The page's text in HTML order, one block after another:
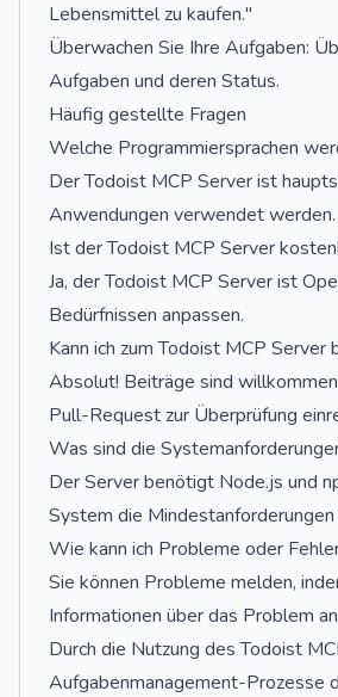
Lebensmittel zu kaufen."
Überwachen Sie Ihre Aufgaben:
Aufgaben und deren Status.
Häufig gestellte Fragen
Welche Programmiersprachen
Der Todoist MCP Server ist
Anwendungen verwendet werden.
Ist der Todoist MCP Server
Ja, der Todoist MCP Server ist
Bedürfnissen anpassen.
Kann ich zum Todoist MCP Server
Absolut! Beiträge sind
Pull-Request zur Überprüfung
Was sind die
Der Server benötigt Node.js und
System die
Wie kann ich Probleme oder
Sie können Probleme melden,
Informationen über das Problem
Durch die Nutzung des Todoist
Aufgabenmanagement-Prozesse